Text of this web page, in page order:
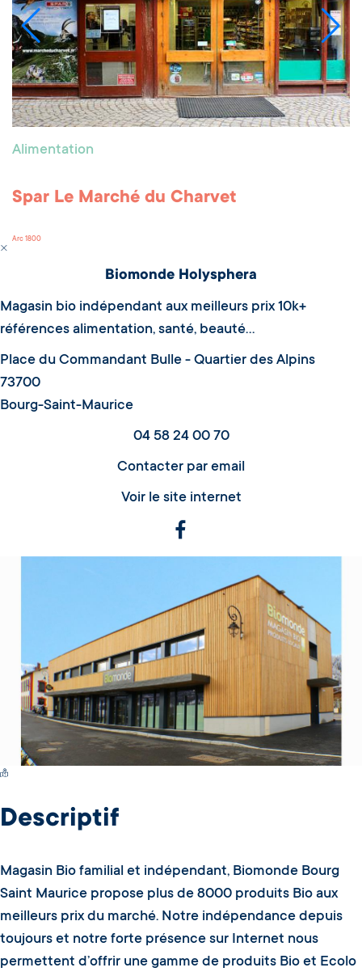
Alimentation
Spar Le Marché du Charvet
Arc 1800
Biomonde Holysphera
Magasin bio indépendant aux meilleurs prix 10k+
références alimentation, santé, beauté...
Place du Commandant Bulle - Quartier des Alpins
73700
Bourg-Saint-Maurice
04 58 24 00 70
Contacter par email
Voir le site internet
Switch Carte/Photos
Descriptif
Magasin Bio familial et indépendant, Biomonde Bourg
Saint Maurice propose plus de 8000 produits Bio aux
meilleurs prix du marché. Notre indépendance depuis
toujours et notre forte présence sur Internet nous
permettent d’offrir une gamme de produits Bio et Ecolo